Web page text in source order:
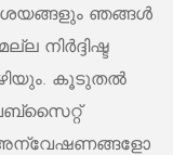
ഞങ്ങൾ
നിർദ്ദിഷ്ട
കൂടുതൽ